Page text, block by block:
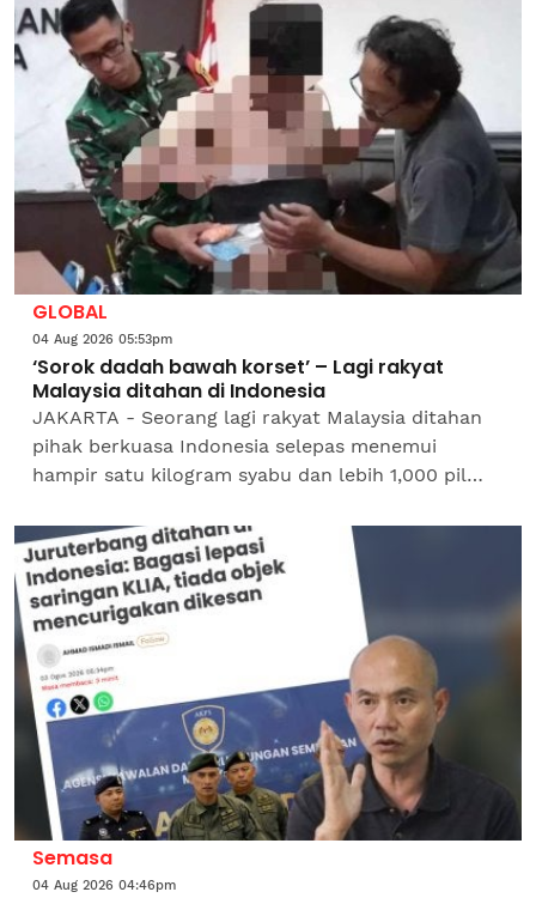
GLOBAL
04 Aug 2026 05:53pm
‘Sorok dadah bawah korset’ – Lagi rakyat
Malaysia ditahan di Indonesia
JAKARTA - Seorang lagi rakyat Malaysia ditahan
pihak berkuasa Indonesia selepas menemui
hampir satu kilogram syabu dan lebih 1,000 pil
dipakainya di Lapangan...
Semasa
04 Aug 2026 04:46pm